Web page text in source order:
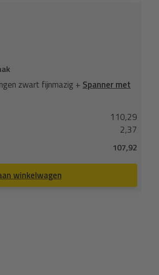
zwart fijnmazig +Spanner met
110,29
2,37
107,92
winkelwagen